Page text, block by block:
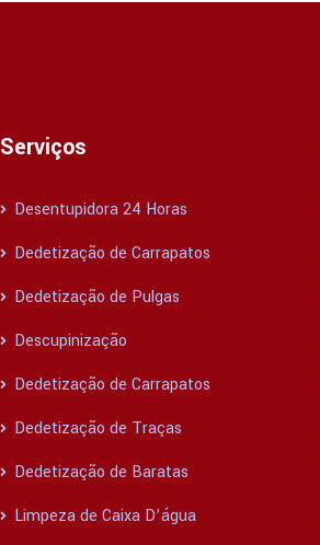
Serviços
Desentupidora 24 Horas
Dedetização de Carrapatos
Dedetização de Pulgas
Descupinização
Dedetização de Carrapatos
Dedetização de Traças
Dedetização de Baratas
Limpeza de Caixa D’água